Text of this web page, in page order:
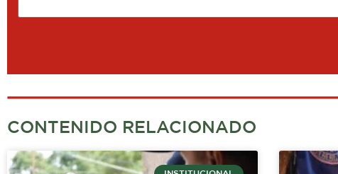
CONTENIDO RELACIONADO